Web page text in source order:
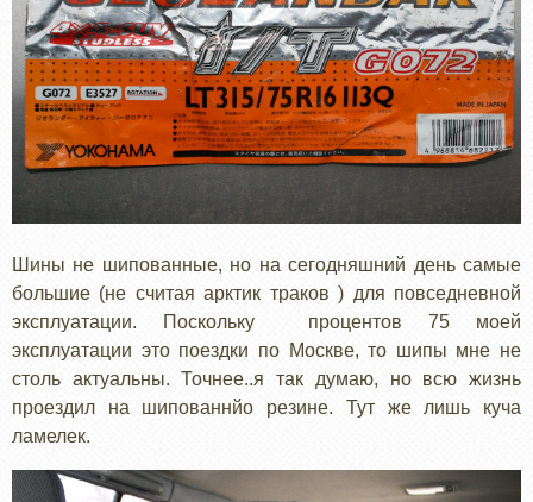
Шины не шипованные, но на сегодняшний день самые
большие (не считая арктик траков ) для повседневной
эксплуатации. Поскольку процентов 75 моей
эксплуатации это поездки по Москве, то шипы мне не
столь актуальны. Точнее..я так думаю, но всю жизнь
проездил на шипованнйо резине. Тут же лишь куча
ламелек.